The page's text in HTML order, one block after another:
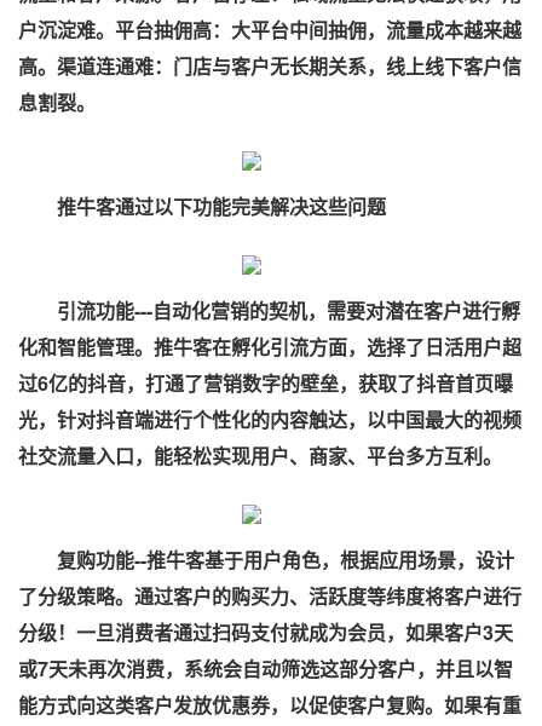
户沉淀难。平台抽佣高：大平台中间抽佣，流量成本越来越
高。渠道连通难：门店与客户无长期关系，线上线下客户信
息割裂。
推牛客通过以下功能完美解决这些问题
引流功能---自动化营销的契机，需要对潜在客户进行孵
化和智能管理。推牛客在孵化引流方面，选择了日活用户超
过6亿的抖音，打通了营销数字的壁垒，获取了抖音首页曝
光，针对抖音端进行个性化的内容触达，以中国最大的视频
社交流量入口，能轻松实现用户、商家、平台多方互利。
复购功能--推牛客基于用户角色，根据应用场景，设计
了分级策略。通过客户的购买力、活跃度等纬度将客户进行
分级！一旦消费者通过扫码支付就成为会员，如果客户3天
或7天未再次消费，系统会自动筛选这部分客户，并且以智
能方式向这类客户发放优惠券，以促使客户复购。如果有重